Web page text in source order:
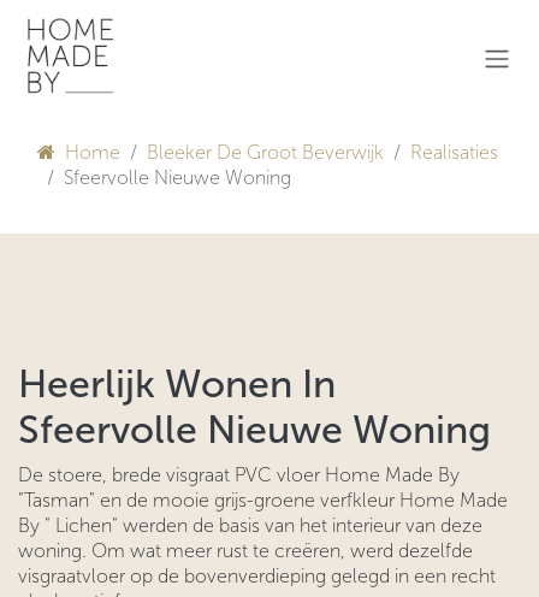
Overslaan naar inhoud
Home Bleeker De Groot Beverwijk
Realisaties
Sfeervolle Nieuwe Woning
Heerlijk Wonen In
Sfeervolle Nieuwe Woning
De stoere, brede visgraat PVC vloer Home Made By
"Tasman" en de mooie grijs-groene verfkleur Home Made
By " Lichen" werden de basis van het interieur van deze
woning. Om wat meer rust te creëren, werd dezelfde
visgraatvloer op de bovenverdieping gelegd in een recht